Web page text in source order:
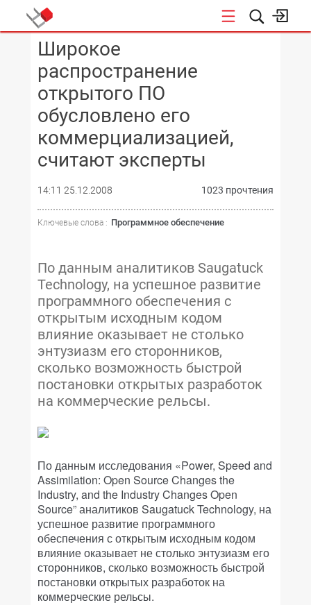
Широкое
распространение
открытого ПО
обусловлено его
коммерциализацией,
считают эксперты
14:11 25.12.2008 1023 прочтения
Ключевые слова : Программное обеспечение
По данным аналитиков Saugatuck
Technology, на успешное развитие
программного обеспечения с
открытым исходным кодом
влияние оказывает не столько
энтузиазм его сторонников,
сколько возможность быстрой
постановки открытых разработок
на коммерческие рельсы.
По данным исследования «Power, Speed and
Assimilation: Open Source Changes the
Industry, and the Industry Changes Open
Source” аналитиков Saugatuck Technology, на
успешное развитие программного
обеспечения с открытым исходным кодом
влияние оказывает не столько энтузиазм его
сторонников, сколько возможность быстрой
постановки открытых разработок на
коммерческие рельсы.